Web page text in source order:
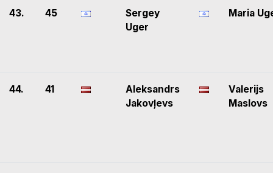
43. 45
Sergey
Uger
Maria
44. 41
Aleksandrs
Jakovļevs
Valerijs
Maslovs